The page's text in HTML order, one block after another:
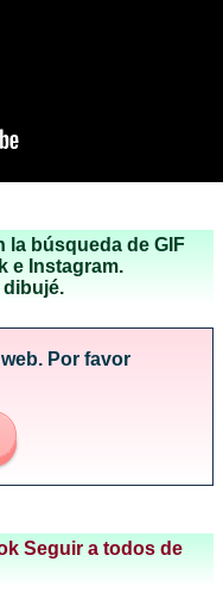
la búsqueda de GIF
e Instagram.
dibujé.
Por favor
Seguir a todos de